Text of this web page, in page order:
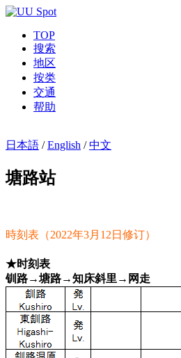
TOP
搜索
地区
按类
交通
帮助
日本語 /English /中文
塘路站
時刻表（2022年3月12日修订）
★时刻表
钏路→塘路→知床斜里→网走